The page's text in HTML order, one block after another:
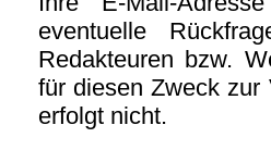
eventuelle
Redakteuren bzw.
für diesen Zweck zur
erfolgt nicht.